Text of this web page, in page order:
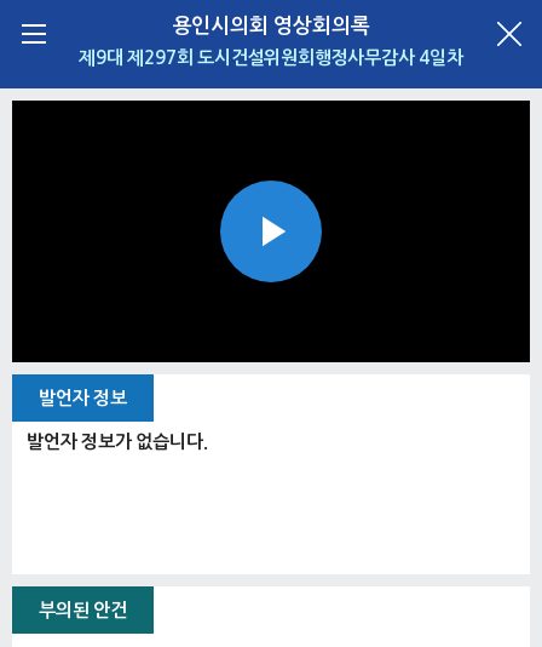
용인시의회 영상회의록
제9대 제297회 도시건설위원회행정사무감사 4일차
Play
발언자 정보
발언자 정보가 없습니다.
부의된 안건